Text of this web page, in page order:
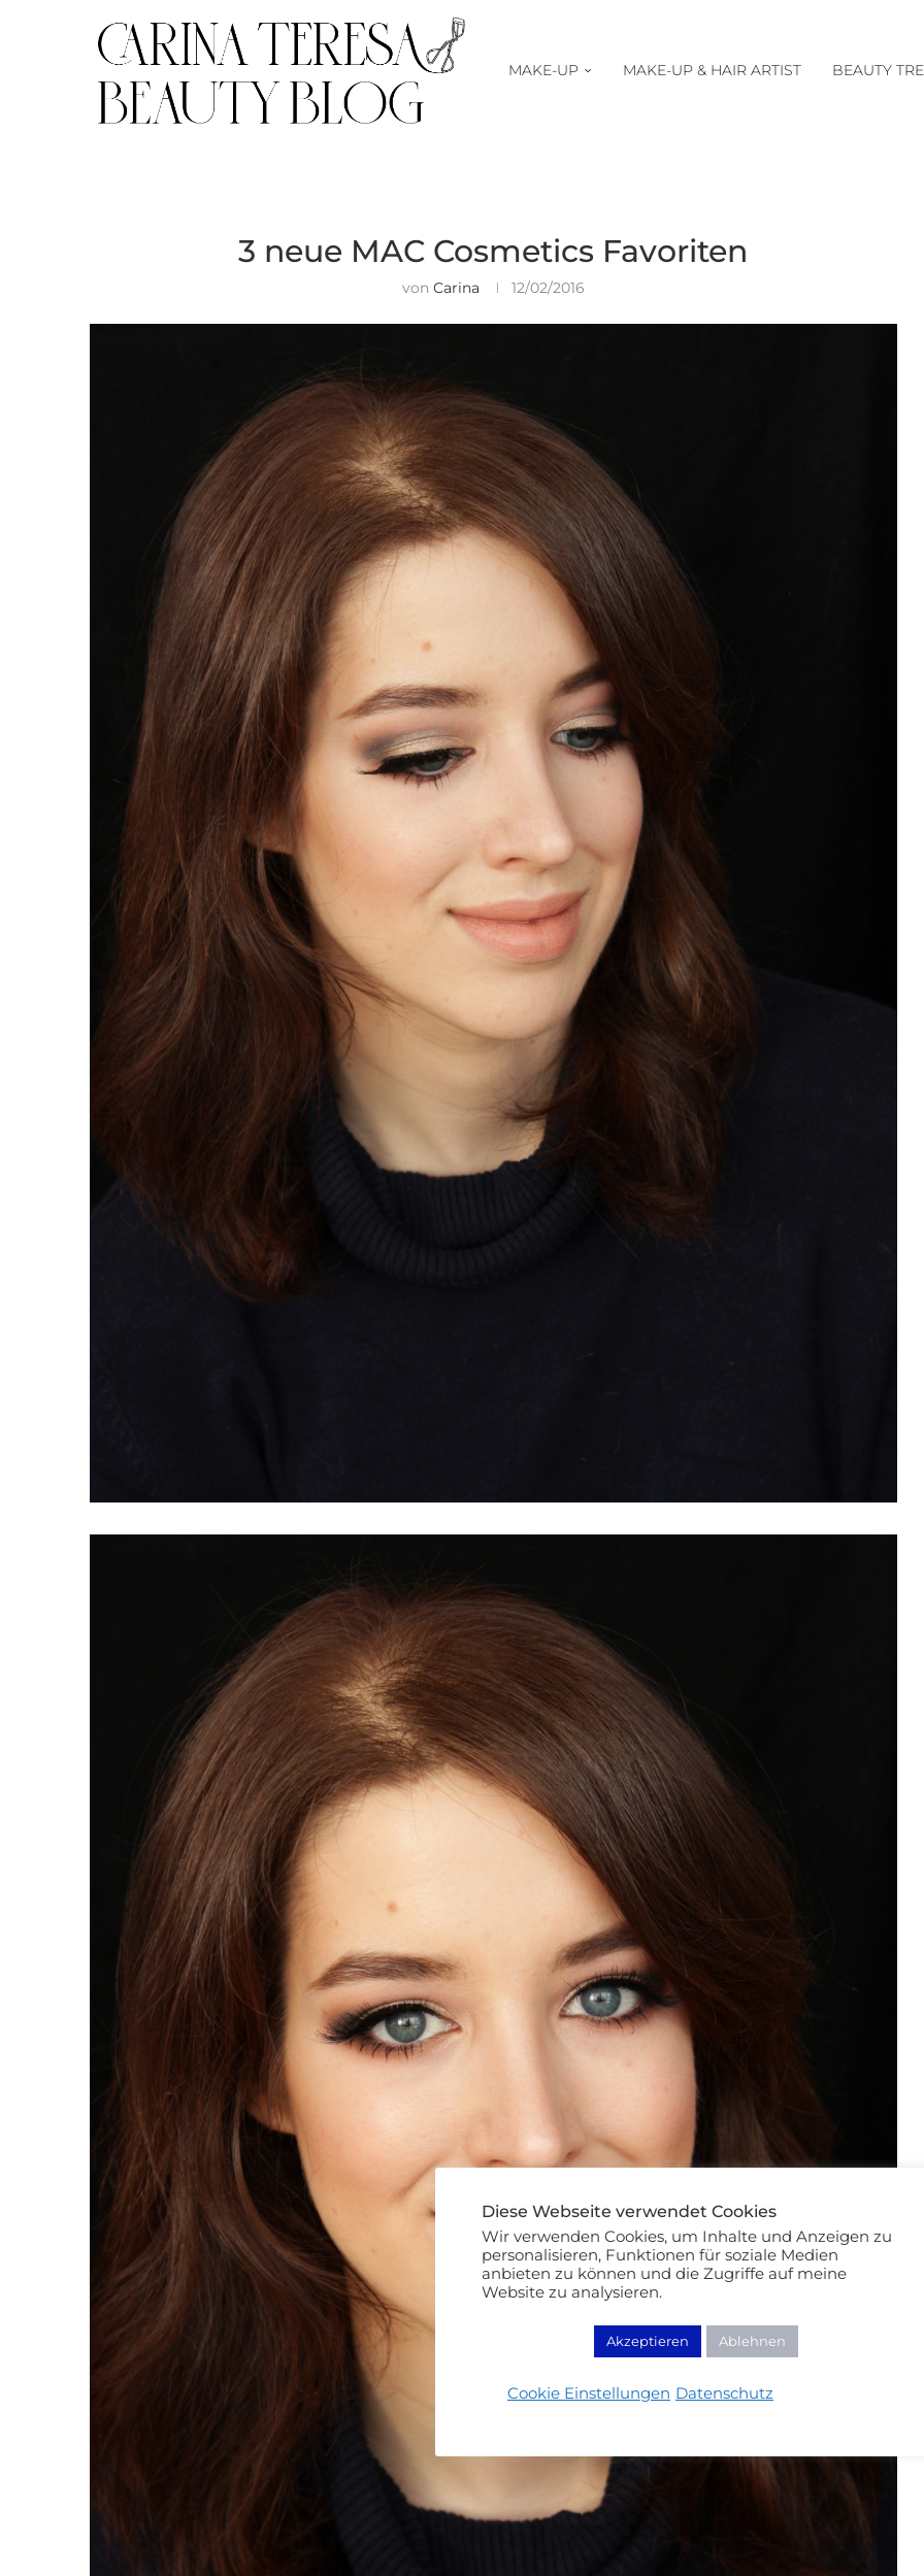
MAKE-UP MAKE-UP & HAIR ARTIST BEAUTY
3 neue MAC Cosmetics Favoriten
von Carina 12/02/2016
Diese Webseite verwendet Cookies
Wir verwenden Cookies, um Inhalte und Anzeigen zu
personalisieren, Funktionen für soziale Medien
anbieten zu können und die Zugriffe auf meine
Website zu analysieren.
Akzeptieren Ablehnen
Cookie Einstellungen Datenschutz